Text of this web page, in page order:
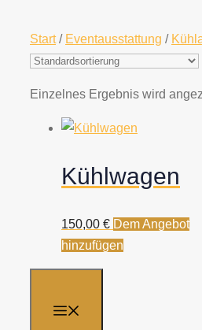
Start/ Eventausstattung /
Einzelnes Ergebnis wird
Kühlwagen
150,00 € Dem Angebot
hinzufügen